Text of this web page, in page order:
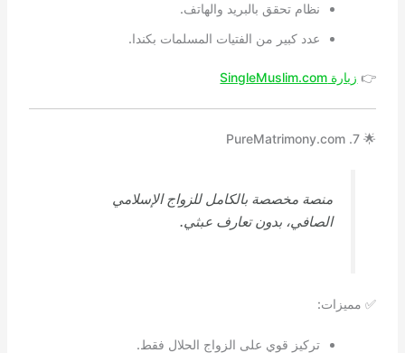
نظام تحقق بالبريد والهاتف.
عدد كبير من الفتيات المسلمات بكندا.
👉 زيارة SingleMuslim.com
🌟 7. PureMatrimony.com
منصة مخصصة بالكامل للزواج الإسلامي
الصافي، بدون تعارف عبثي.
✅ مميزات:
تركيز قوي على الزواج الحلال فقط.